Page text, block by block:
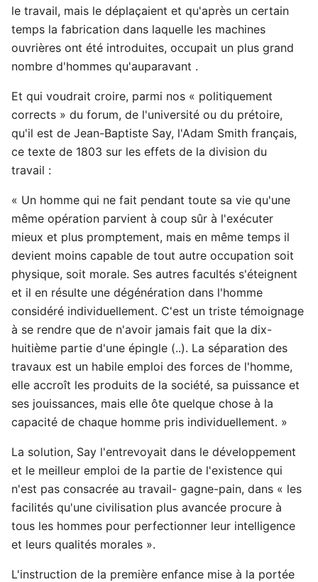
le travail, mais le déplaçaient et qu'après un certain
temps la fabrication dans laquelle les machines
ouvrières ont été introduites, occupait un plus grand
nombre d'hommes qu'auparavant .
Et qui voudrait croire, parmi nos « politiquement
corrects » du forum, de l'université ou du prétoire,
qu'il est de Jean-Baptiste Say, l'Adam Smith français,
ce texte de 1803 sur les effets de la division du
travail :
« Un homme qui ne fait pendant toute sa vie qu'une
même opération parvient à coup sûr à l'exécuter
mieux et plus promptement, mais en même temps il
devient moins capable de tout autre occupation soit
physique, soit morale. Ses autres facultés s'éteignent
et il en résulte une dégénération dans l'homme
considéré individuellement. C'est un triste témoignage
à se rendre que de n'avoir jamais fait que la dix-
huitième partie d'une épingle (..). La séparation des
travaux est un habile emploi des forces de l'homme,
elle accroît les produits de la société, sa puissance et
ses jouissances, mais elle ôte quelque chose à la
capacité de chaque homme pris individuellement. »
La solution, Say l'entrevoyait dans le développement
et le meilleur emploi de la partie de l'existence qui
n'est pas consacrée au travail- gagne-pain, dans « les
facilités qu'une civilisation plus avancée procure à
tous les hommes pour perfectionner leur intelligence
et leurs qualités morales ».
L'instruction de la première enfance mise à la portée